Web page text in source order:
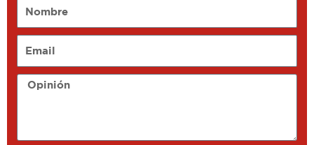
Opinión